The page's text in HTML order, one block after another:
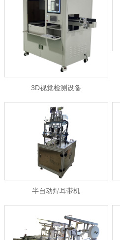
3D视觉检测设备
半自动焊耳带机